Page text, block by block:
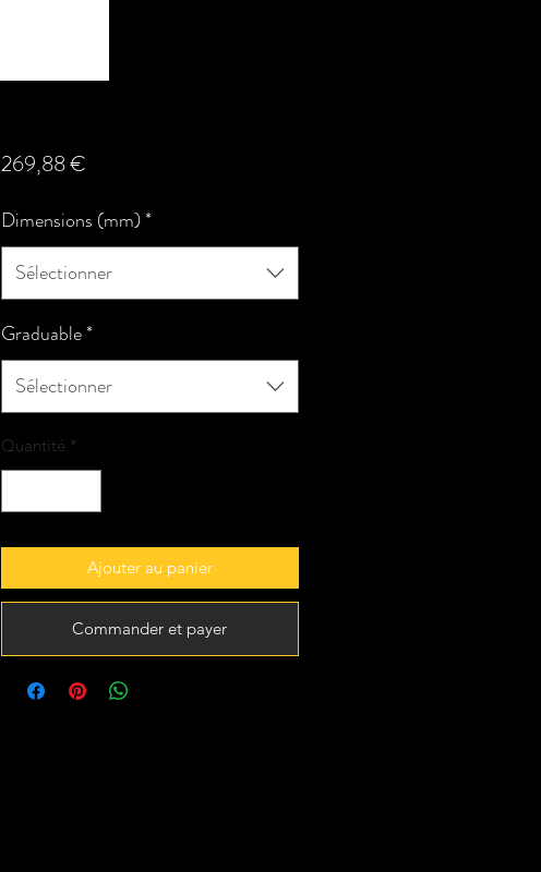
269,88 €Prix
Dimensions (mm)*
Sélectionner
Graduable*
Sélectionner
Quantité *
Ajouter au panier
Commander et payer